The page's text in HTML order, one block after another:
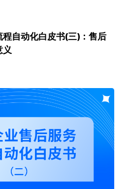
自动化白皮书(三)：售后
义